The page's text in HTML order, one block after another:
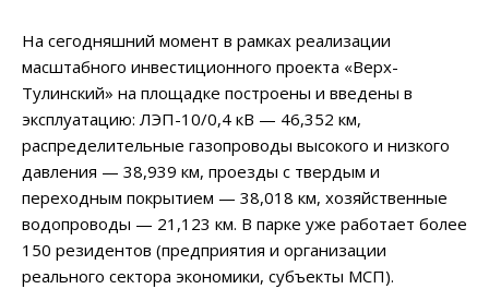
На сегодняшний момент в рамках реализации
масштабного инвестиционного проекта «Верх-
Тулинский» на площадке построены и введены в
эксплуатацию: ЛЭП-10/0,4 кВ — 46,352 км,
распределительные газопроводы высокого и низкого
давления — 38,939 км, проезды с твердым и
переходным покрытием — 38,018 км, хозяйственные
водопроводы — 21,123 км. В парке уже работает более
150 резидентов (предприятия и организации
реального сектора экономики, субъекты МСП).